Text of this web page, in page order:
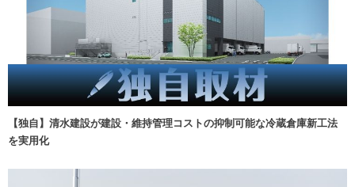
【独自】清水建設が建設・維持管理コストの抑制可能な冷蔵倉庫新工法
を実用化